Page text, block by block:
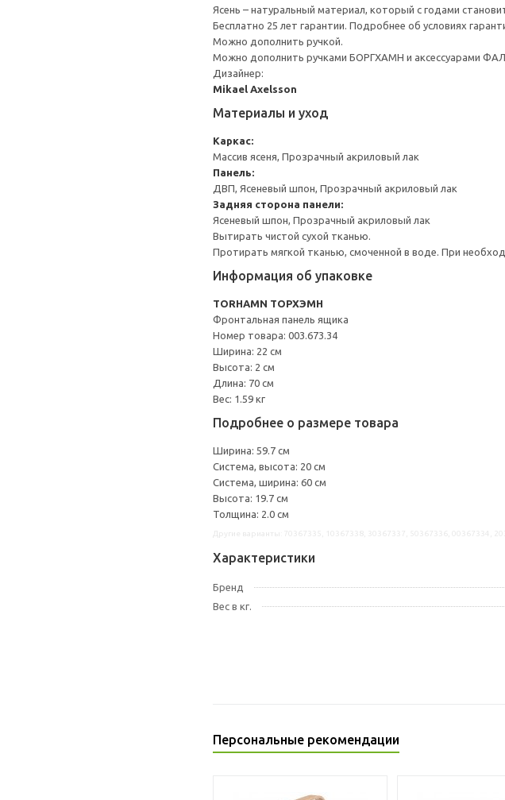
Ясень – натуральный материал, который с годами
Бесплатно 25 лет гарантии. Подробнее об условиях
Можно дополнить ручкой.
Можно дополнить ручками БОРГХАМН и аксессуарами
Дизайнер:
Mikael Axelsson
Материалы и уход
Каркас:
Массив ясеня, Прозрачный акриловый лак
Панель:
ДВП, Ясеневый шпон, Прозрачный акриловый лак
Задняя сторона панели:
Ясеневый шпон, Прозрачный акриловый лак
Вытирать чистой сухой тканью.
Протирать мягкой тканью, смоченной в воде. При
Информация об упаковке
TORHAMN ТОРХЭМН
Фронтальная панель ящика
Номер товара: 003.673.34
Ширина: 22 см
Высота: 2 см
Длина: 70 см
Вес: 1.59 кг
Подробнее о размере товара
Ширина: 59.7 см
Система, высота: 20 см
Система, ширина: 60 см
Высота: 19.7 см
Толщина: 2.0 см
Характеристики
Бренд
Вес в кг.
Персональные рекомендации